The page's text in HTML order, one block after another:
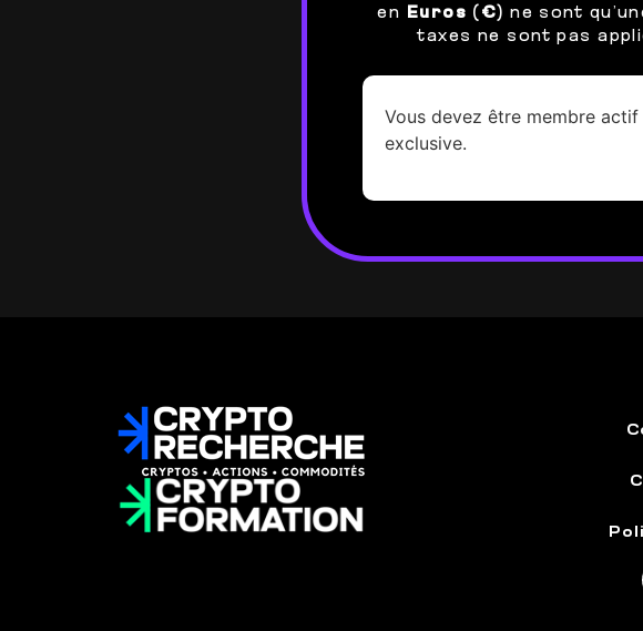
en
Euros (€)ne sont
taxes ne sont pas
Vous devez être membre
exclusive.